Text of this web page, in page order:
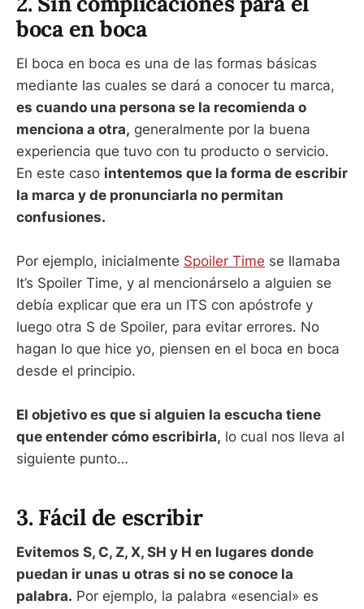
boca en boca
El boca en boca es una de las formas básicas
mediante las cuales se dará a conocer tu marca,
es cuando una persona se la recomienda o
menciona a otra, generalmente por la buena
experiencia que tuvo con tu producto o servicio.
En este caso intentemos que la forma de escribir
la marca y de pronunciarla no permitan
confusiones.
Por ejemplo, inicialmente Spoiler Time se llamaba
It’s Spoiler Time, y al mencionárselo a alguien se
debía explicar que era un ITS con apóstrofe y
luego otra S de Spoiler, para evitar errores. No
hagan lo que hice yo, piensen en el boca en boca
desde el principio.
El objetivo es que si alguien la escucha tiene
que entender cómo escribirla, lo cual nos lleva al
siguiente punto…
3. Fácil de escribir
Evitemos S, C, Z, X, SH y H en lugares donde
puedan ir unas u otras si no se conoce la
palabra. Por ejemplo, la palabra «esencial» es